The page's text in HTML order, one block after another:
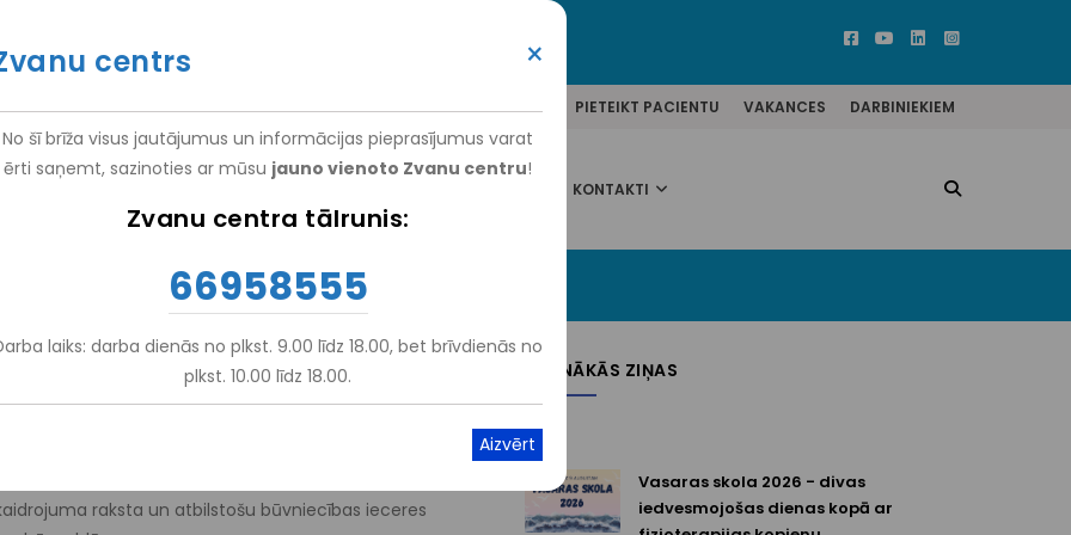
centrs "Vaivari"", (
(+371) 66 958 555
ATTEIKT VIZĪTI ATSAUKSMĒM PIETEIKT PACIENTU VAKANCES DARBINIEKIEM
KONTAKTI
Realizētie Projekti-
Sekmējot Dabas Teritorijas Saglabāšanu, Izmantošanu Un Attīstību
raksta un atbilstošu būvniecības ieceres
×
centrs
No šī brīža visus jautājumus un informācijas pieprasījumus varat
ērti saņemt, sazinoties ar mūsu jauno vienoto Zvanu centru!
Zvanu centra tālrunis:
66958555
laiks: darba dienās no plkst. 9.00 līdz 18.00, bet brīvdienās no
plkst. 10.00 līdz 18.00.
JAUNĀKĀS ZIŅAS
Vasaras skola 2026 - divas
iedvesmojošas dienas kopā ar